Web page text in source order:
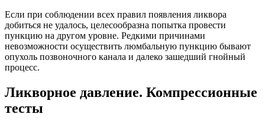
Если при соблюдении всех правил появления ликвора
добиться не удалось, целесообразна попытка провести
пункцию на другом уровне. Редкими причинами
невозможности осуществить люмбальную пункцию бывают
опухоль позвоночного канала и далеко зашедший гнойный
процесс.
Ликворное давление. Компрессионные
тесты